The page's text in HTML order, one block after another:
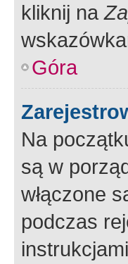
kliknij na
Góra
Na
są w
włączone
podczas